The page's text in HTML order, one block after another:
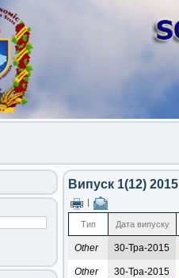
Випуск 1(12) 2015
Тип Дата випуску
Other 30-Тра-2015
Other 30-Тра-2015